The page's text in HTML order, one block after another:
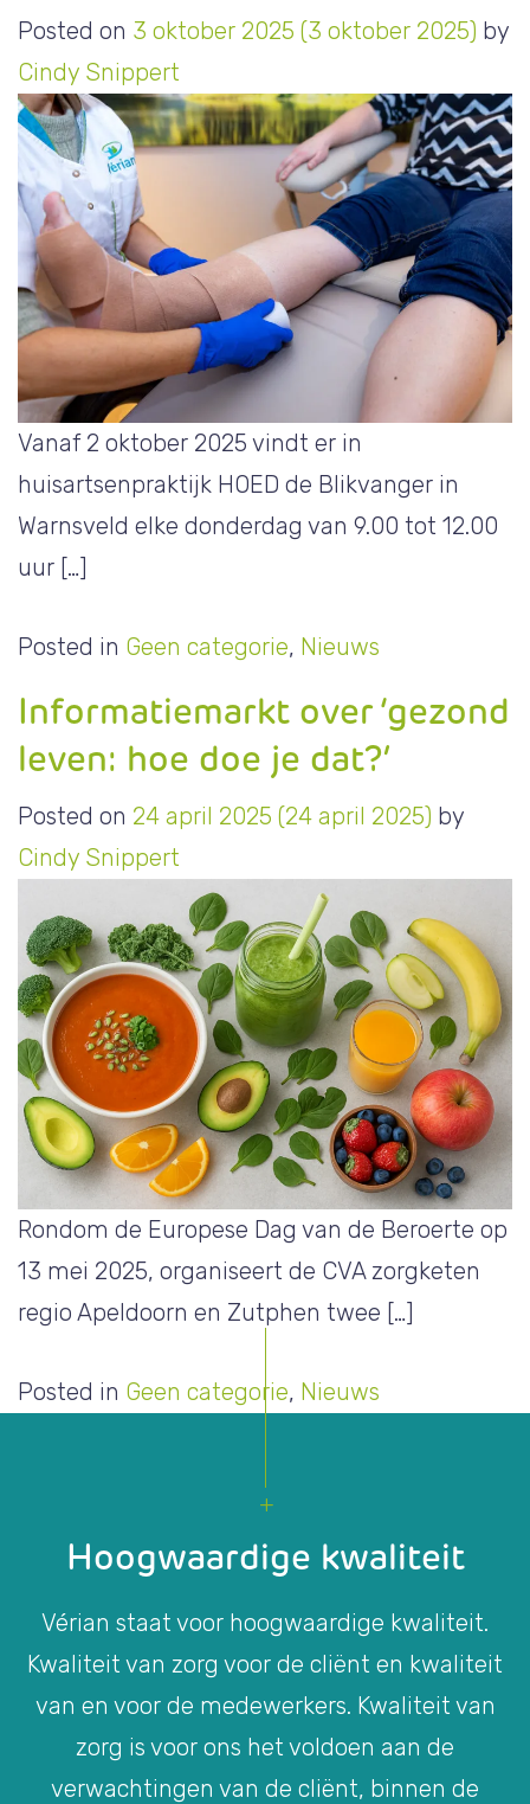
Posted on 3 oktober 2025 (3 oktober 2025) by
Cindy Snippert
Vanaf 2 oktober 2025 vindt er in
huisartsenpraktijk HOED de Blikvanger in
Warnsveld elke donderdag van 9.00 tot 12.00
uur […]
Posted in Geen categorie, Nieuws
Informatiemarkt over ‘gezond
leven: hoe doe je dat?’
Posted on 24 april 2025 (24 april 2025) by
Cindy Snippert
Rondom de Europese Dag van de Beroerte op
13 mei 2025, organiseert de CVA zorgketen
regio Apeldoorn en Zutphen twee […]
Posted in Geen categorie, Nieuws
Hoogwaardige kwaliteit
Vérian staat voor hoogwaardige kwaliteit.
Kwaliteit van zorg voor de cliënt en kwaliteit
van en voor de medewerkers. Kwaliteit van
zorg is voor ons het voldoen aan de
verwachtingen van de cliënt, binnen de